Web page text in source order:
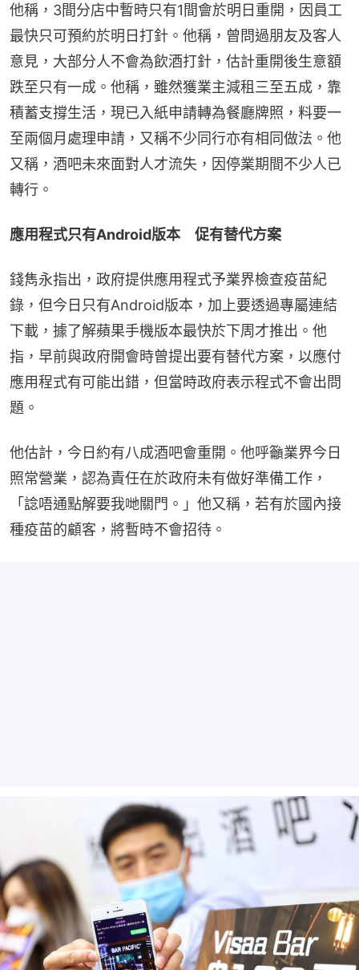
他稱，3間分店中暫時只有1間會於明日重開，因員工
最快只可預約於明日打針。他稱，曾問過朋友及客人
意見，大部分人不會為飲酒打針，估計重開後生意額
跌至只有一成。他稱，雖然獲業主減租三至五成，靠
積蓄支撐生活，現已入紙申請轉為餐廳牌照，料要一
至兩個月處理申請，又稱不少同行亦有相同做法。他
又稱，酒吧未來面對人才流失，因停業期間不少人已
轉行。
應用程式只有Android版本　促有替代方案
錢雋永指出，政府提供應用程式予業界檢查疫苗紀
錄，但今日只有Android版本，加上要透過專屬連結
下載，據了解蘋果手機版本最快於下周才推出。他
指，早前與政府開會時曾提出要有替代方案，以應付
應用程式有可能出錯，但當時政府表示程式不會出問
題。
他估計，今日約有八成酒吧會重開。他呼籲業界今日
照常營業，認為責任在於政府未有做好準備工作，
「諗唔通點解要我哋關門。」他又稱，若有於國內接
種疫苗的顧客，將暫時不會招待。